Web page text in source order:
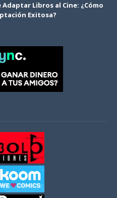
Libros al Cine: ¿Cómo
Exitosa?